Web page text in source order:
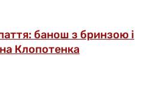
банош з бринзою і
Клопотенка